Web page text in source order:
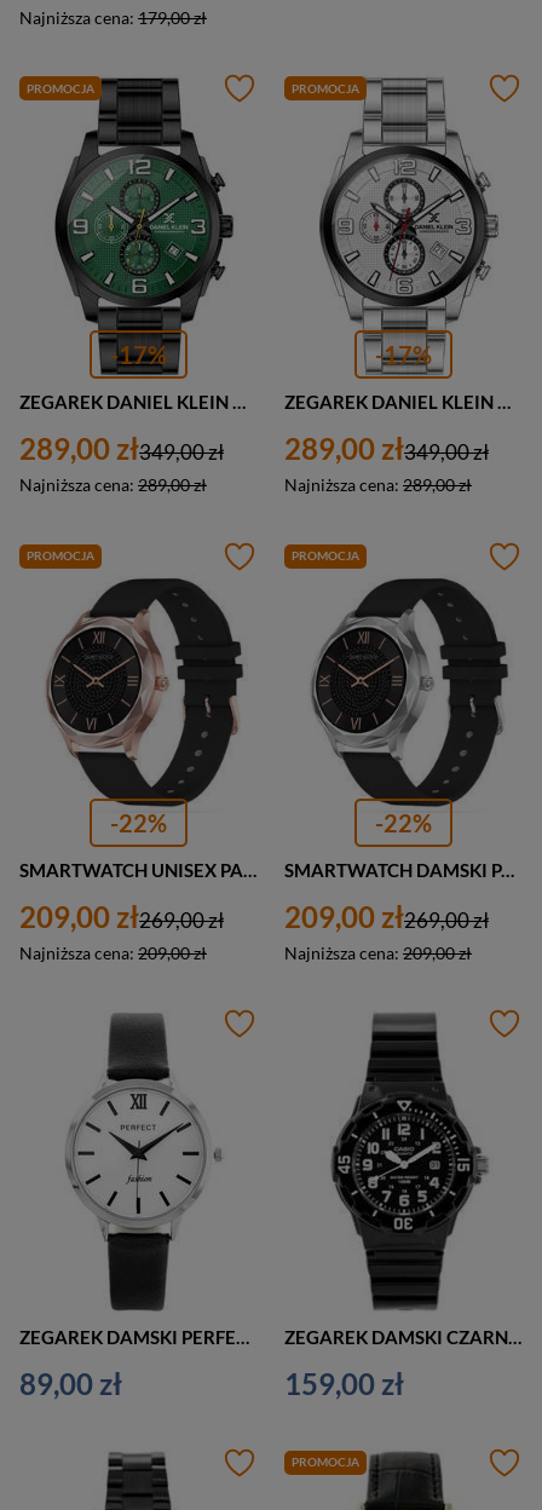
Najniższa cena: 179,00 zł
PROMOCJA
-17%
ZEGAREK DANIEL KLEIN DK12886-5 komplet prezentowy zielony (zl018e) - CHRONORGAF
289,00 zł
Najniższa cena: 289,00 zł
349,00 zł
PROMOCJA
-17%
ZEGAREK DANIEL KLEIN DK12886-1 komplet prezentowy dla niego (zl018a) - CHRONORGAF
289,00 zł
Najniższa cena: 289,00 zł
349,00 zł
PROMOCJA
-22%
209,00 zł
Najniższa cena: 209,00 zł
269,00 zł
PROMOCJA
-22%
SMARTWATCH DAMSKI PACIFIC 27-3 CZARNY - CIŚNIENIOMIERZ (sy022c)
209,00 zł
Najniższa cena: 209,00 zł
269,00 zł
ZEGAREK DAMSKI PERFECT L202 KLASYCZNY (zp988e)
89,00 zł
ZEGAREK DAMSKI CZARNY CASIO LRW-200H 1BV (zd557b)
159,00 zł
PROMOCJA